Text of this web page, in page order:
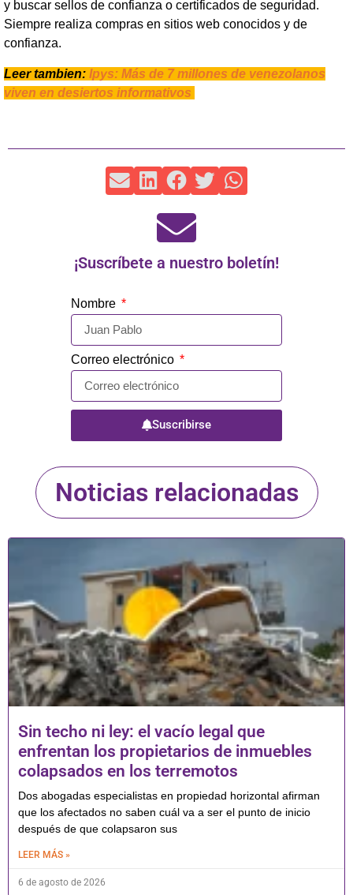
y buscar sellos de confianza o certificados de seguridad.
Siempre realiza compras en sitios web conocidos y de
confianza.
Leer tambien: Ipys: Más de 7 millones de venezolanos
viven en desiertos informativos
¡Suscríbete a nuestro boletín!
Nombre
Correo electrónico
Suscribirse
Noticias relacionadas
Sin techo ni ley: el vacío legal que
enfrentan los propietarios de inmuebles
colapsados en los terremotos
Dos abogadas especialistas en propiedad horizontal afirman
que los afectados no saben cuál va a ser el punto de inicio
después de que colapsaron sus
LEER MÁS »
6 de agosto de 2026